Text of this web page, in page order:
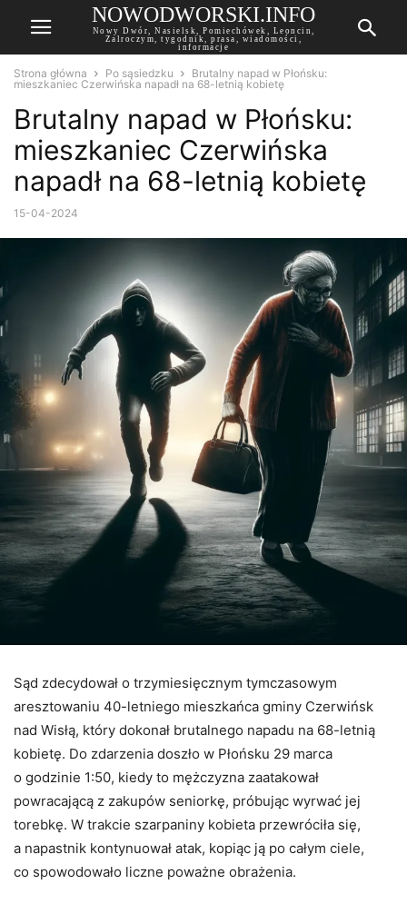
NOWODWORSKI.INFO
Nowy Dwór, Nasielsk, Pomiechówek, Leoncin,
Zalroczym, tygodnik, prasa, wiadomości,
informacje
Strona główna Po sąsiedzku
Brutalny napad w Płońsku:
mieszkaniec Czerwińska napadł na 68-letnią kobietę
Brutalny napad w Płońsku:
mieszkaniec Czerwińska
napadł na 68-letnią kobietę
15-04-2024
Sąd zdecydował o trzymiesięcznym tymczasowym
aresztowaniu 40-letniego mieszkańca gminy Czerwińsk
nad Wisłą, który dokonał brutalnego napadu na 68-letnią
kobietę. Do zdarzenia doszło w Płońsku 29 marca
o godzinie 1:50, kiedy to mężczyzna zaatakował
powracającą z zakupów seniorkę, próbując wyrwać jej
torebkę. W trakcie szarpaniny kobieta przewróciła się,
a napastnik kontynuował atak, kopiąc ją po całym ciele,
co spowodowało liczne poważne obrażenia.